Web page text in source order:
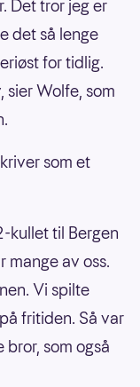
Det tror jeg er
det så lenge
for tidlig.
sier Wolfe, som
som et
kullet til Bergen
mange av oss.
Vi spilte
fritiden. Så var
som også